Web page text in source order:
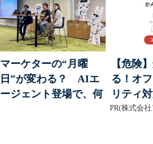
マーケターの“月曜
日”が変わる？ AIエ
ージェント登場で、何
【危険
る！オ
リティ
PR(株式会